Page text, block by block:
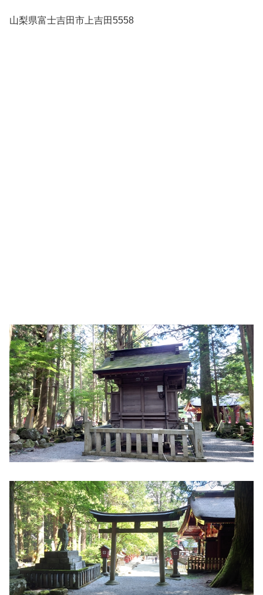
山梨県富士吉田市上吉田5558